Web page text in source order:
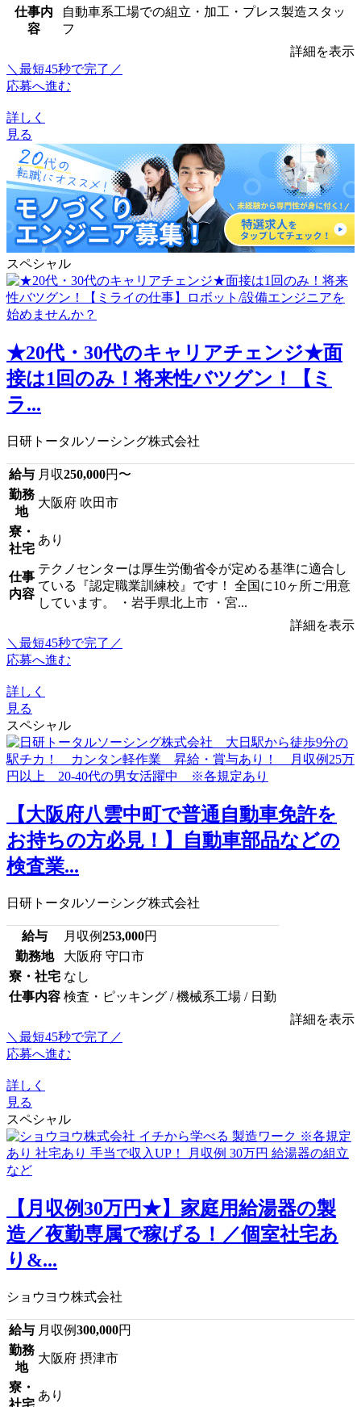
仕事内
容
自動車系工場での組立・加工・プレス製造スタッ
フ
詳細を表示
＼最短45秒で完了／
応募へ進む
詳しく
見る
スペシャル
★20代・30代のキャリアチェンジ★面
接は1回のみ！将来性バツグン！【ミ
ラ...
日研トータルソーシング株式会社
給与 月収250,000円〜
勤務
地
大阪府 吹田市
寮・
社宅
あり
仕事
内容
テクノセンターは厚生労働省令が定める基準に適合し
ている『認定職業訓練校』です！ 全国に10ヶ所ご用意
しています。 ・岩手県北上市 ・宮...
詳細を表示
＼最短45秒で完了／
応募へ進む
詳しく
見る
スペシャル
【大阪府八雲中町で普通自動車免許を
お持ちの方必見！】自動車部品などの
検査業...
日研トータルソーシング株式会社
給与 月収例253,000円
勤務地
大阪府 守口市
寮・社宅 なし
仕事内容 検査・ピッキング / 機械系工場 / 日勤
詳細を表示
＼最短45秒で完了／
応募へ進む
詳しく
見る
スペシャル
【月収例30万円★】家庭用給湯器の製
造／夜勤専属で稼げる！／個室社宅あ
り&...
ショウヨウ株式会社
給与 月収例300,000円
勤務
地
大阪府 摂津市
寮・
社宅
あり